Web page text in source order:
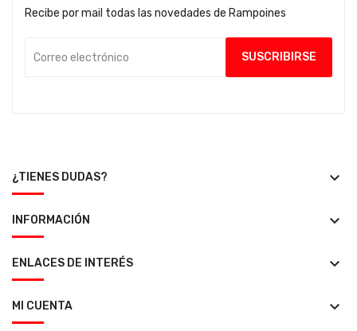
Recibe por mail todas las novedades de Rampoines
¿TIENES DUDAS? keyboard_arrow_down
INFORMACIÓN keyboard_arrow_down
ENLACES DE INTERÉS keyboard_arrow_down
MI CUENTA keyboard_arrow_down